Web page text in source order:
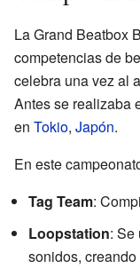
La Grand Beatbox
competencias de
celebra una vez al
Antes se realizaba
en Tokio, Japón.
En este
Tag Team:
Loopstation: Se
sonidos,